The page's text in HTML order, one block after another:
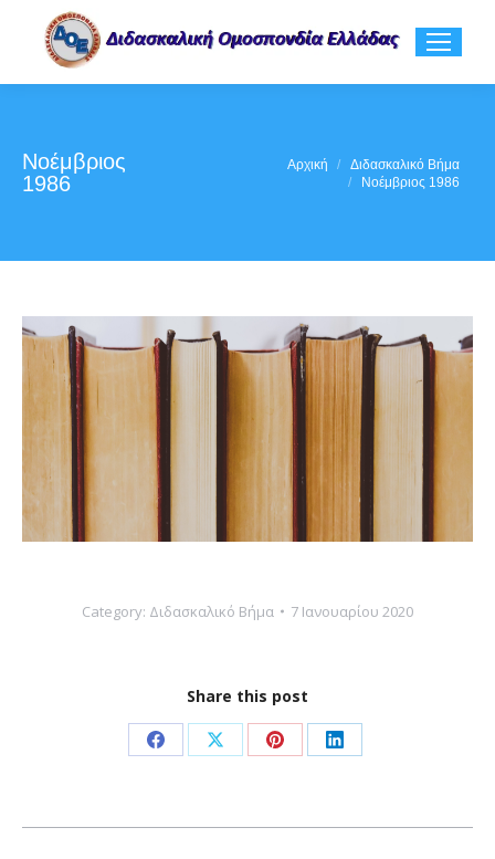
Νοέμβριος
1986
Αρχική
Διδασκαλικό Βήμα
Νοέμβριος 1986
Category: Διδασκαλικό Βήμα 7 Ιανουαρίου 2020
Share this post
Share
Facebook
Share
X
Share
Pinterest
Share
LinkedIn